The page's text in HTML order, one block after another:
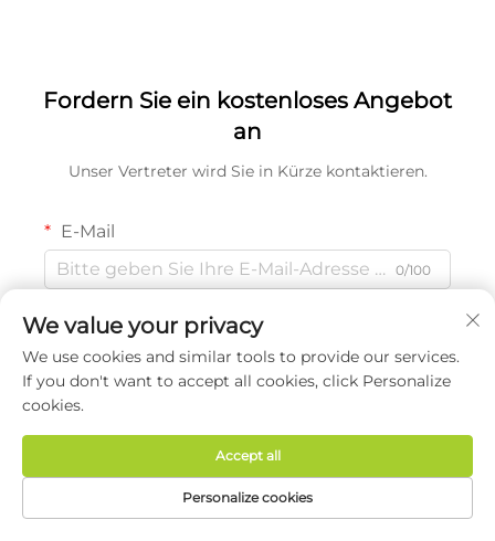
Fordern Sie ein kostenloses Angebot
an
Unser Vertreter wird Sie in Kürze kontaktieren.
E-Mail
0/100
Name
0/100
Mobiltelefon/WhatsApp
We value your privacy
We use cookies and similar tools to provide our services.
If you don't want to accept all cookies, click Personalize
cookies.
Personalize cookies
Accept all